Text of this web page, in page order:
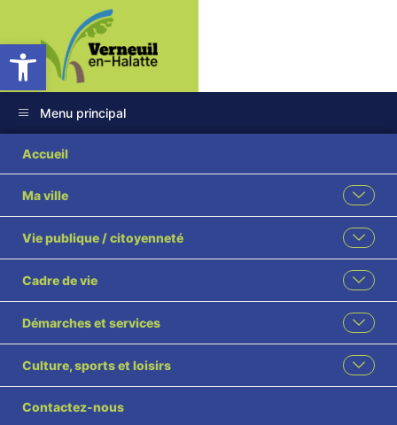
Ouvrir la barre d’outils
Menu principal
Accueil
Ma ville
Vie publique / citoyenneté
Cadre de vie
Démarches et services
Culture, sports et loisirs
Contactez-nous